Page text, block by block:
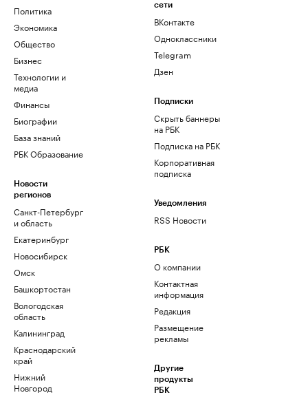
Политика
Экономика
Общество
Бизнес
Технологии и
медиа
Финансы
Биографии
База знаний
РБК Образование
Новости
регионов
Санкт-Петербург
и область
Екатеринбург
Новосибирск
Омск
Башкортостан
Вологодская
область
Калининград
Краснодарский
край
Нижний
Новгород
сети
ВКонтакте
Одноклассники
Telegram
Дзен
Подписки
Скрыть баннеры
на РБК
Подписка на РБК
Корпоративная
подписка
Уведомления
RSS Новости
РБК
О компании
Контактная
информация
Редакция
Размещение
рекламы
Другие
продукты
РБК